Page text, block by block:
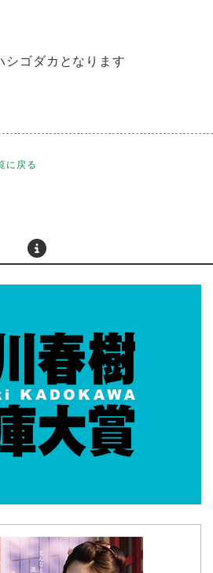
ゴダカとなります
に戻る